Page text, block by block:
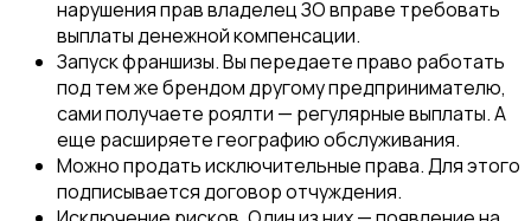
нарушения прав владелец ЗО вправе требовать
выплаты денежной компенсации.
Запуск франшизы. Вы передаете право работать
под тем же брендом другому предпринимателю,
сами получаете роялти — регулярные выплаты. А
еще расширяете географию обслуживания.
Можно продать исключительные права. Для этого
подписывается договор отчуждения.